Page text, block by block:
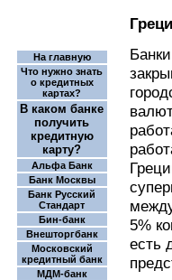
На главную
Что нужно знать
о кредитных
картах?
В каком банке
получить
кредитную
карту?
Альфа Банк
Банк Москвы
Банк Русский
Стандарт
Бин-банк
Внешторгбанк
Московский
кредитный банк
МДМ-банк
5%
есть